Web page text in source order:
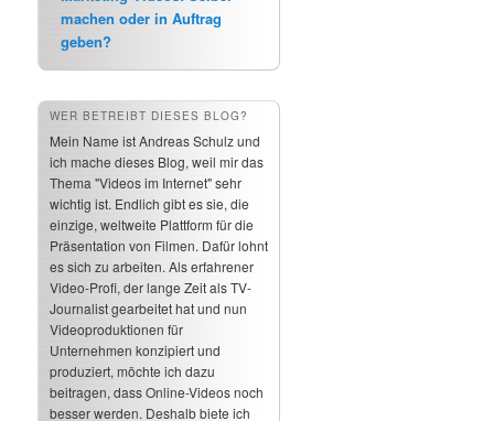
machen oder in Auftrag
geben?
WER BETREIBT DIESES BLOG?
Mein Name ist Andreas Schulz und
ich mache dieses Blog, weil mir das
Thema "Videos im Internet" sehr
wichtig ist. Endlich gibt es sie, die
einzige, weltweite Plattform für die
Präsentation von Filmen. Dafür lohnt
es sich zu arbeiten. Als erfahrener
Video-Profi, der lange Zeit als TV-
Journalist gearbeitet hat und nun
Videoproduktionen für
Unternehmen konzipiert und
produziert, möchte ich dazu
beitragen, dass Online-Videos noch
besser werden. Deshalb biete ich